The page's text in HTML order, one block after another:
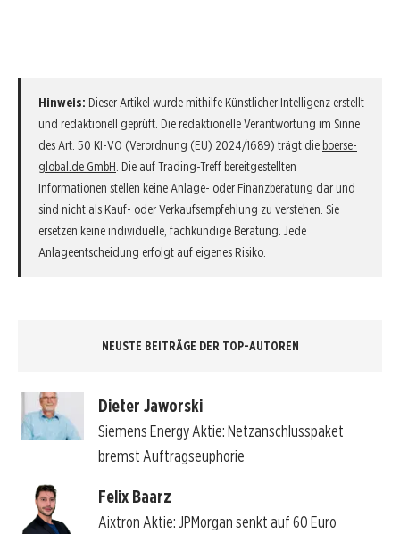
Hinweis: Dieser Artikel wurde mithilfe Künstlicher Intelligenz erstellt
und redaktionell geprüft. Die redaktionelle Verantwortung im Sinne
des Art. 50 KI-VO (Verordnung (EU) 2024/1689) trägt die boerse-
global.de GmbH . Die auf Trading-Treff bereitgestellten
Informationen stellen keine Anlage- oder Finanzberatung dar und
sind nicht als Kauf- oder Verkaufsempfehlung zu verstehen. Sie
ersetzen keine individuelle, fachkundige Beratung. Jede
Anlageentscheidung erfolgt auf eigenes Risiko.
NEUSTE BEITRÄGE DER TOP-AUTOREN
Dieter Jaworski
Siemens Energy Aktie: Netzanschlusspaket
bremst Auftragseuphorie
Felix Baarz
Aixtron Aktie: JPMorgan senkt auf 60 Euro